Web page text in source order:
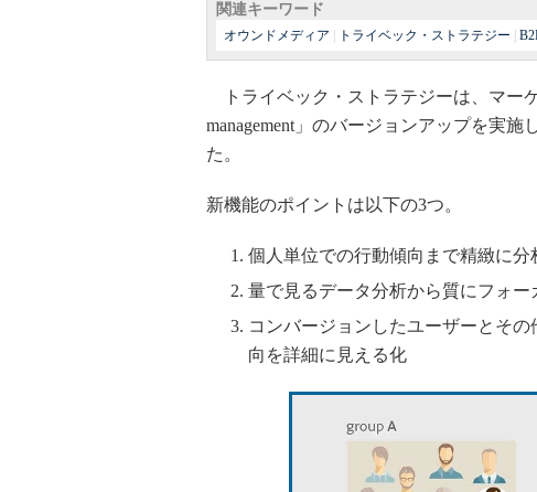
関連キーワード
オウンドメディア トライベック・ストラテジー
トライベック・ストラテジーは、マー
management」のバージョンアップを実
た。
新機能のポイントは以下の3つ。
個人単位での行動傾向まで精緻に
量で見るデータ分析から質にフォ
コンバージョンしたユーザーとそ
向を詳細に見える化